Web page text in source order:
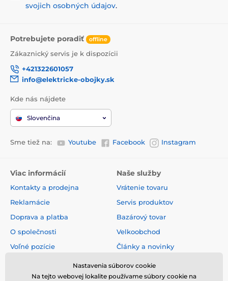
svojich osobných údajov.
Potrebujete poradiť offline
Zákaznický servis je k dispozícii
+421322601057
info@elektricke-obojky.sk
Kde nás nájdete
Slovenčina
Sme tiež na: Youtube Facebook Instagram
Viac informácií
Kontakty a prodejna
Reklamácie
Doprava a platba
O společnosti
Voľné pozície
Naše služby
Vrátenie tovaru
Servis produktov
Bazárový tovar
Velkoobchod
Články a novinky
Nastavenia súborov cookie
Na tejto webovej lokalite používame súbory cookie na